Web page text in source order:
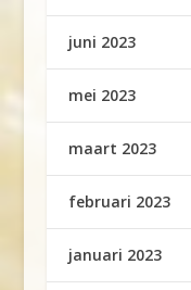
juni 2023
mei 2023
maart 2023
februari 2023
januari 2023